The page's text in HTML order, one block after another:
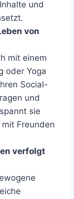
und
von
mit einem
oder Yoga
Social-
und
sie
Freunden
verfolgt